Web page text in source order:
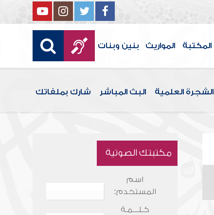
المكتبة المواريث بنين وبنات
الشجرة العلمية البث المباشر شارك بملفاتك
مكتبتك الصوتية
اسم
المستخدم:
كـلـــمـة